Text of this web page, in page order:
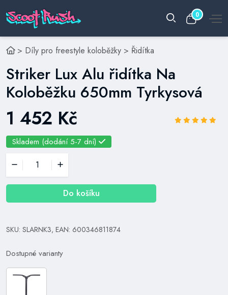
0
> Díly pro freestyle koloběžky > Řidítka
Striker Lux Alu řidítka Na
Koloběžku 650mm Tyrkysová
1 452 Kč
Skladem (dodání 5-7 dní)
Do košíku
SKU: SLARNK3, EAN: 600346811874
Dostupné varianty